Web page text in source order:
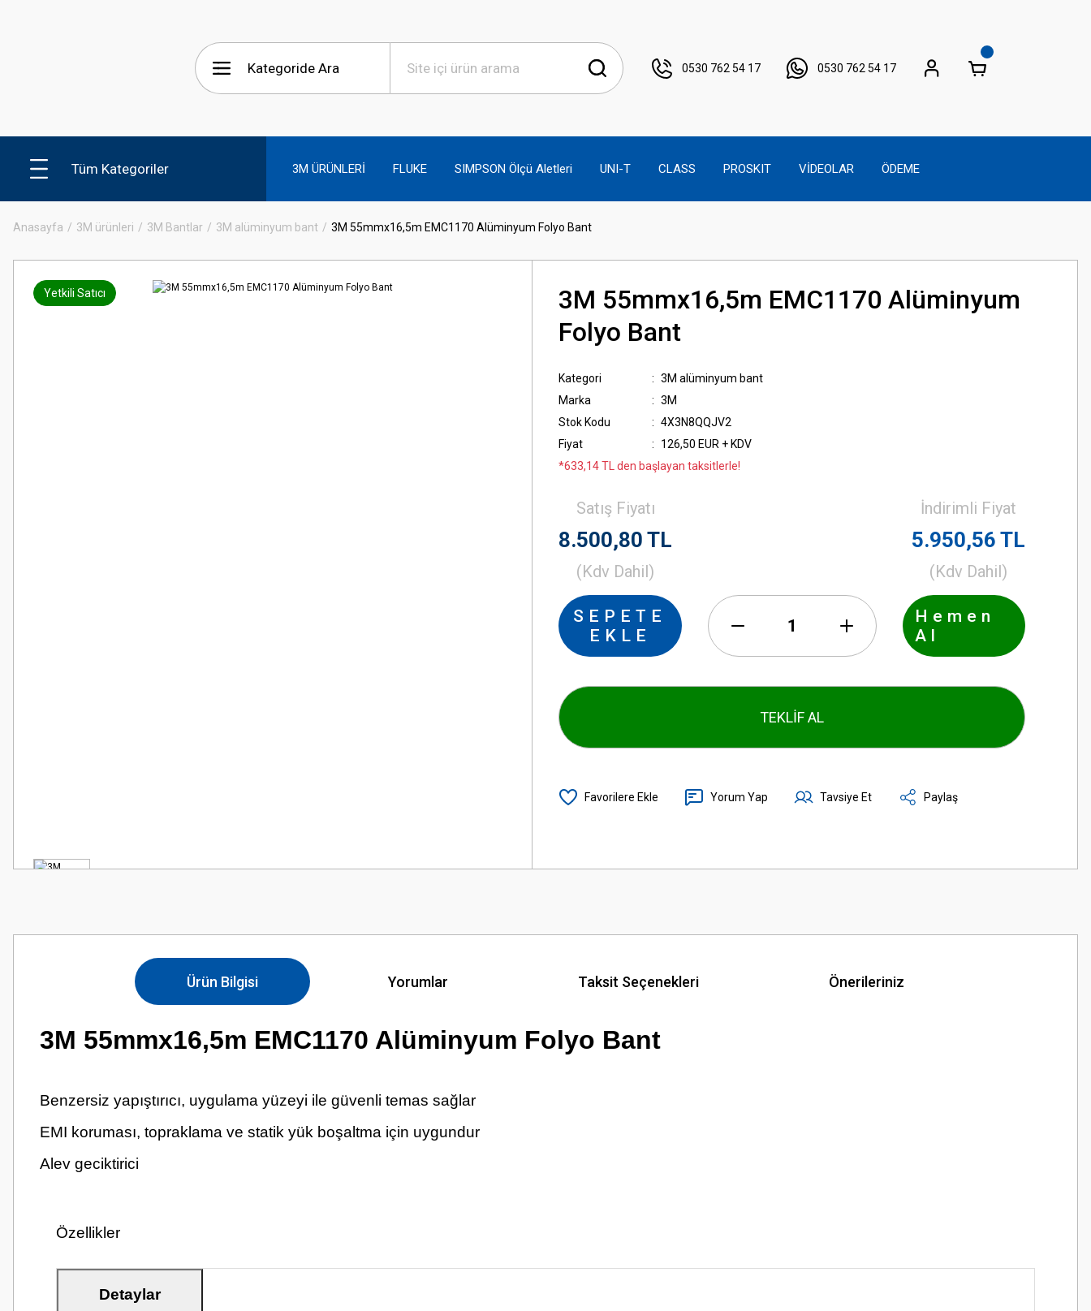
0530 762 54 17 0530 762 54 17
Tüm Kategoriler 3M ÜRÜNLERİ FLUKE SIMPSON Ölçü Aletleri UNI-T CLASS PROSKIT VİDEOLAR ÖDEME
Anasayfa 3M ürünleri 3M Bantlar 3M alüminyum bant 3M 55mmx16,5m EMC1170 Alüminyum Folyo Bant
Yetkili Satıcı
3M 55mmx16,5m EMC1170 Alüminyum
Folyo Bant
Kategori
3M alüminyum bant
Marka
3M
Stok Kodu
4X3N8QQJV2
Fiyat
126,50 EUR + KDV
*633,14 TL den başlayan taksitlerle!
Satış Fiyatı
8.500,80 TL
(Kdv Dahil)
İndirimli Fiyat
5.950,56 TL
(Kdv Dahil)
SEPETE
EKLE
Hemen
Al
TEKLİF AL
Yorum Yap Tavsiye Et Paylaş
Ürün Bilgisi Yorumlar Taksit Seçenekleri Önerileriniz
3M 55mmx16,5m EMC1170 Alüminyum Folyo Bant
Benzersiz yapıştırıcı, uygulama yüzeyi ile güvenli temas sağlar
EMI koruması, topraklama ve statik yük boşaltma için uygundur
Alev geciktirici
Özellikler
Detaylar